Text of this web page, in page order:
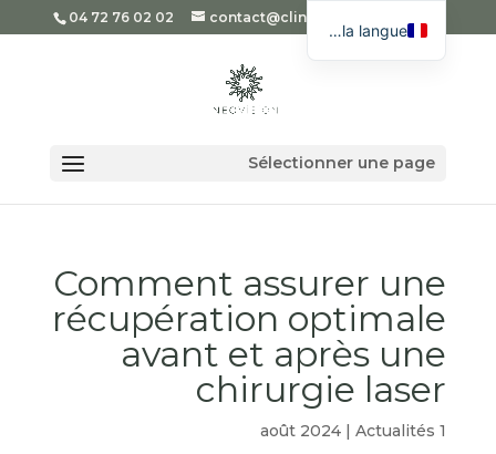
04 72 76 02 02 contact@cliniqueneovision.com
Sélectionner une page
Comment assurer une
récupération optimale
avant et après une
chirurgie laser
1 août 2024
|Actualités
Choisir la langue
Arabic